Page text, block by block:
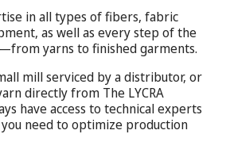
in all types of fibers, fabric
as well as every step of the
yarns to finished garments.
mill serviced by a distributor, or
directly from The LYCRA
have access to technical experts
need to optimize production